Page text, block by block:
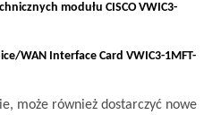
modułu CISCO VWIC3-
WAN Interface Card VWIC3-1MFT-
może również dostarczyć nowe